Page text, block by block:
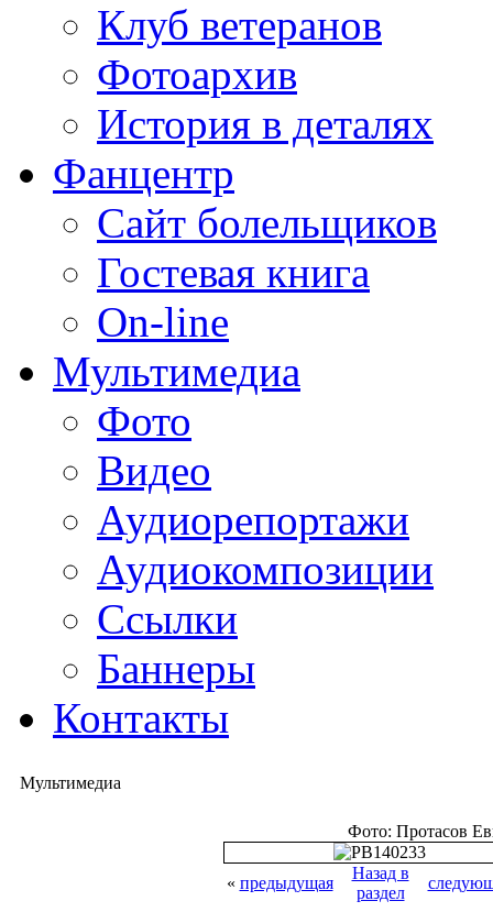
Клуб ветеранов
Фотоархив
История в деталях
Фанцентр
Сайт болельщиков
Гостевая книга
On-line
Мультимедиа
Фото
Видео
Аудиорепортажи
Аудиокомпозиции
Ссылки
Баннеры
Контакты
Мультимедиа
Фото: Протасов
« предыдущая
Назад в
раздел